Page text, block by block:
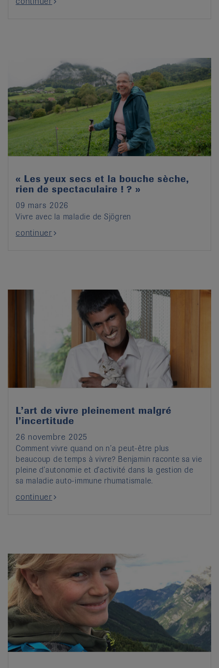
« Les yeux secs et la bouche sèche,
rien de spectaculaire ! ? »
09 mars 2026
Vivre avec la maladie de Sjögren
continuer
L’art de vivre pleinement malgré
l’incertitude
26 novembre 2025
Comment vivre quand on n’a peut-être plus
beaucoup de temps à vivre? Benjamin raconte sa vie
pleine d’autonomie et d’activité dans la gestion de
sa maladie auto-immune rhumatismale.
continuer